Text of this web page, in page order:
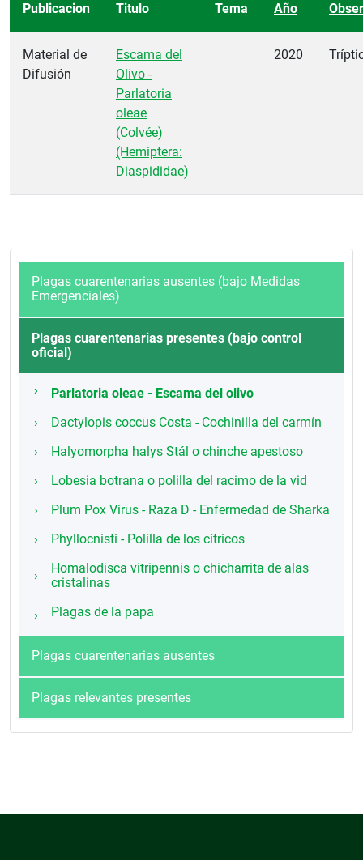
Publicacion
Titulo Tema Año
Material de
Difusión
Escama del
Olivo -
Parlatoria
oleae
(Colvée)
(Hemiptera:
Diaspididae)
2020
Plagas cuarentenarias ausentes (bajo Medidas
Emergenciales)
Plagas cuarentenarias presentes (bajo control
oficial)
Parlatoria oleae - Escama del olivo
Dactylopis coccus Costa - Cochinilla del carmín
Halyomorpha halys Stál o chinche apestoso
Lobesia botrana o polilla del racimo de la vid
Plum Pox Virus - Raza D - Enfermedad de Sharka
Phyllocnisti - Polilla de los cítricos
Homalodisca vitripennis o chicharrita de alas
cristalinas
Plagas de la papa
Plagas cuarentenarias ausentes
Plagas relevantes presentes